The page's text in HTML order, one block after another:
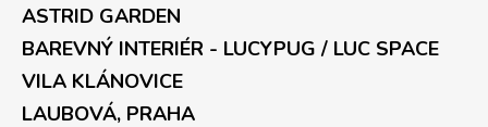
ASTRID GARDEN
BAREVNÝ INTERIÉR - LUCYPUG / LUC SPACE
VILA KLÁNOVICE
LAUBOVÁ, PRAHA